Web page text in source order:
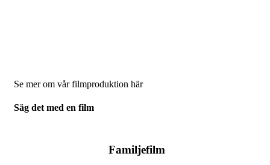
Se mer om vår filmproduktion här
Säg det med en film
Familjefilm